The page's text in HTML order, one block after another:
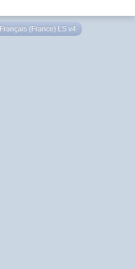
Français (France) LS v4